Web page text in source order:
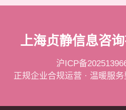
上海贞静信息咨
沪ICP备
正规企业合规运营 · 温暖服